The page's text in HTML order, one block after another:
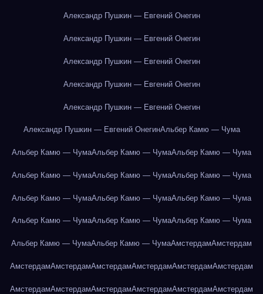
Александр Пушкин — Евгений Онегин
Александр Пушкин — Евгений Онегин
Александр Пушкин — Евгений Онегин
Александр Пушкин — Евгений Онегин
Александр Пушкин — Евгений Онегин
Александр Пушкин — Евгений ОнегинАльбер Камю — Чума
Альбер Камю — ЧумаАльбер Камю — ЧумаАльбер Камю — Чума
Альбер Камю — ЧумаАльбер Камю — ЧумаАльбер Камю — Чума
Альбер Камю — ЧумаАльбер Камю — ЧумаАльбер Камю — Чума
Альбер Камю — ЧумаАльбер Камю — ЧумаАльбер Камю — Чума
Альбер Камю — ЧумаАльбер Камю — ЧумаАмстердамАмстердам
АмстердамАмстердамАмстердамАмстердамАмстердамАмстердам
АмстердамАмстердамАмстердамАмстердамАмстердамАмстердам